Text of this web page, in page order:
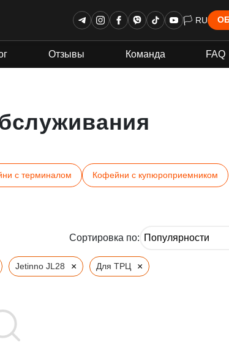
🏳 RU
Отзывы Команда FAQ
с терминалом Кофейни с купюроприемником
Сортировка по:
Jetinno JL28 × Для ТРЦ ×